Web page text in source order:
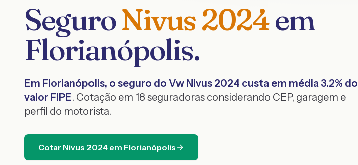
SeguroNivus2024em
Florianópolis.
Em Florianópolis, o seguro do Vw Nivus 2024 custa em média 3.2% do
valor FIPE. Cotação em 18 seguradoras considerando CEP, garagem e
perfil do motorista.
Cotar Nivus 2024 em Florianópolis